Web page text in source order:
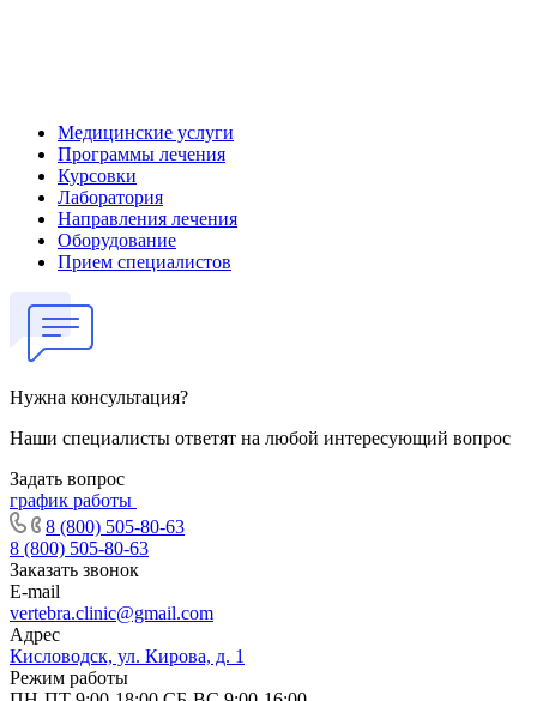
Медицинские услуги
Программы лечения
Курсовки
Лаборатория
Направления лечения
Оборудование
Прием специалистов
Нужна консультация?
Наши специалисты ответят на любой интересующий вопрос
Задать вопрос
график работы
8 (800) 505-80-63
8 (800) 505-80-63
Заказать звонок
E-mail
vertebra.clinic@gmail.com
Адрес
Кисловодск, ул. Кирова, д. 1
Режим работы